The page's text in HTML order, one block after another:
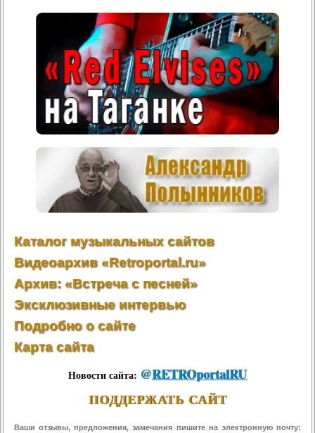
Каталог музыкальных сайтов
Видеоархив «Retroportal.ru»
Архив: «Встреча с песней»
Эксклюзивные интервью
Подробно о сайте
Карта сайта
Новости сайта: @RETROportalRU
ПОДДЕРЖАТЬ САЙТ
Ваши отзывы, предложения, замечания пишите на электронную почту: